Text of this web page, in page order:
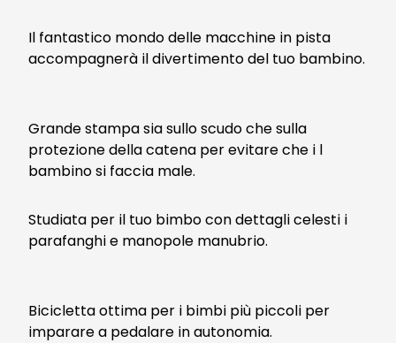
Il fantastico mondo delle macchine in pista
accompagnerà il divertimento del tuo bambino.
Grande stampa sia sullo scudo che sulla
protezione della catena per evitare che i l
bambino si faccia male.
Studiata per il tuo bimbo con dettagli celesti i
parafanghi e manopole manubrio.
Bicicletta ottima per i bimbi più piccoli per
imparare a pedalare in autonomia.